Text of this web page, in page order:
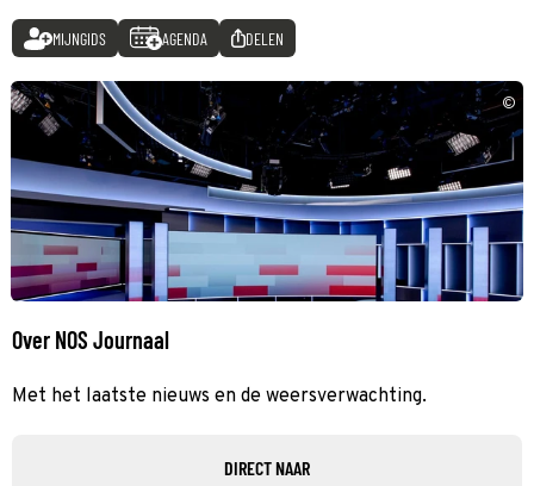
MIJNGIDS AGENDA DELEN
©
Over NOS Journaal
Met het laatste nieuws en de weersverwachting.
DIRECT NAAR